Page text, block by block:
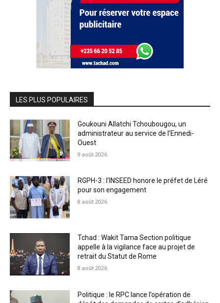
LES PLUS POPULAIRES
Goukouni Allatchi Tchoubougou, un
administrateur au service de l’Ennedi-
Ouest
9 août 2026
RGPH-3 : l’INSEED honore le préfet de Léré
pour son engagement
8 août 2026
Tchad : Wakit Tama Section politique
appelle à la vigilance face au projet de
retrait du Statut de Rome
8 août 2026
Politique : le RPC lance l’opération de